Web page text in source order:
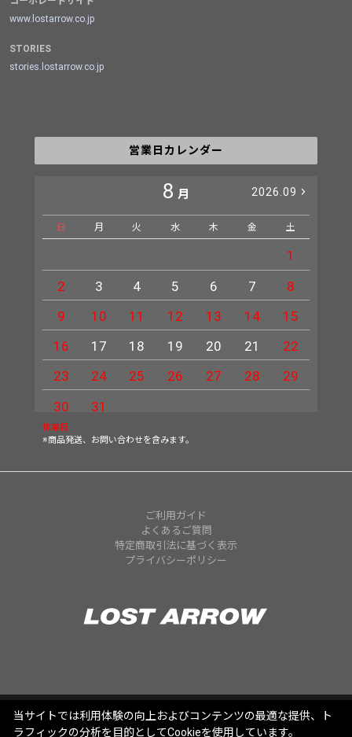
www.lostarrow.co.jp
STORIES
stories.lostarrow.co.jp
営業日カレンダー
8 月 2026.09
日 月 火 水 木 金 土
1
2
3 4 5 6 7
8
9
10 11 12 13 14
15
16
17 18 19 20 21
22
23
24 25 26 27 28
29
30
31
休業日
※商品発送、お問い合わせを含みます。
ご利用ガイド
よくあるご質問
特定商取引法に基づく表示
プライバシーポリシー
当サイトでは利用体験の向上およびコンテンツの最適な提供、ト
ラフィックの分析を目的としてCookieを使用しています。